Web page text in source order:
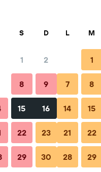
S D
1 2
8 9
15 16
22 23
29 30
L M
1
7 8
14 15
21 22
28 29